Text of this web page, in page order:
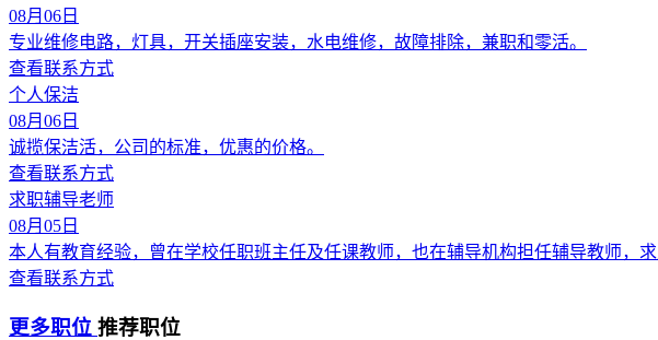
08月06日
专业维修电路，灯具，开关插座安装，水电维修，故障排除，兼职和零活。
查看联系方式
个人保洁
08月06日
诚揽保洁活，公司的标准，优惠的价格。
查看联系方式
求职辅导老师
08月05日
本人有教育经验，曾在学校任职班主任及任课教师，也在辅导机构担任辅导教师，
查看联系方式
更多职位 推荐职位